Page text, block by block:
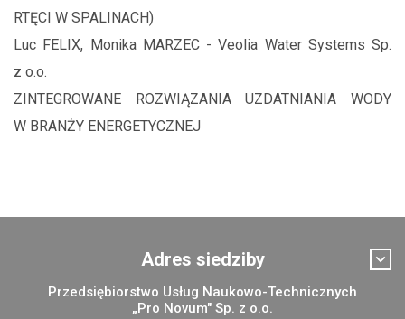
RTĘCI W SPALINACH)
Luc FELIX, Monika MARZEC - Veolia Water Systems Sp.
z o.o.
ZINTEGROWANE ROZWIĄZANIA UZDATNIANIA WODY
W BRANŻY ENERGETYCZNEJ
Adres siedziby
Przedsiębiorstwo Usług Naukowo-Technicznych
„Pro Novum" Sp. z o.o.